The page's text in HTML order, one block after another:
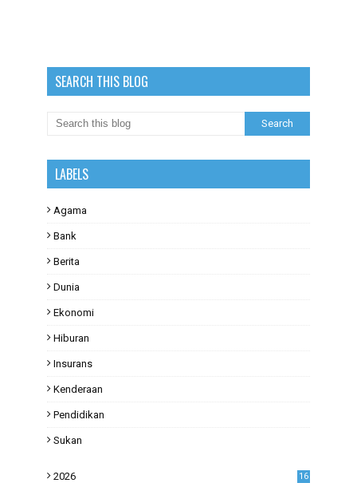
SEARCH THIS BLOG
LABELS
Agama
Bank
Berita
Dunia
Ekonomi
Hiburan
Insurans
Kenderaan
Pendidikan
Sukan
2026 16